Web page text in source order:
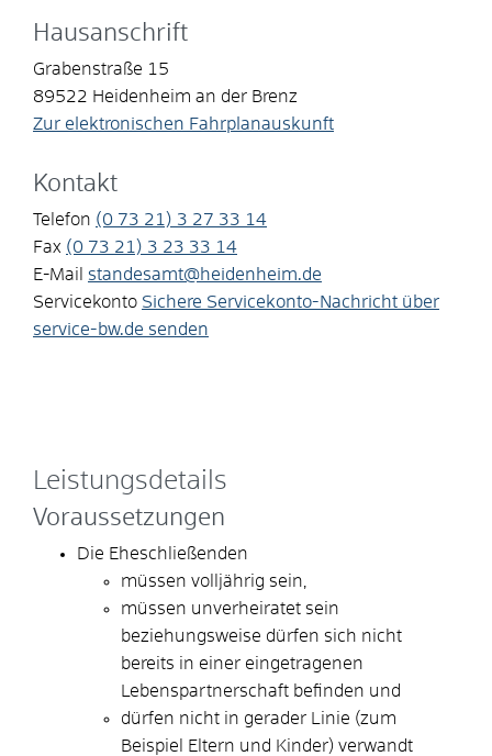
Hausanschrift
Grabenstraße 15
89522 Heidenheim an der Brenz
Zur elektronischen Fahrplanauskunft
Kontakt
Telefon (0 73 21) 3 27 33 14
Fax (0 73 21) 3 23 33 14
E-Mail standesamt@heidenheim.de
Servicekonto Sichere Servicekonto-Nachricht über
service-bw.de senden
Leistungsdetails
Voraussetzungen
Die Eheschließenden
müssen volljährig sein,
müssen unverheiratet sein
beziehungsweise dürfen sich nicht
bereits in einer eingetragenen
Lebenspartnerschaft befinden und
dürfen nicht in gerader Linie (zum
Beispiel Eltern und Kinder) verwandt